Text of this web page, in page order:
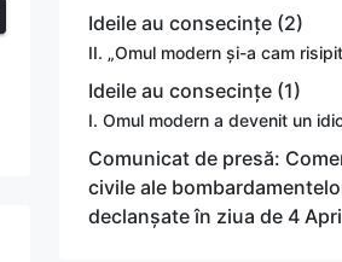
Ideile au consecințe (2)
II. „Omul modern și-a cam
Ideile au consecințe (1)
I. Omul modern a devenit un
Comunicat de presă:
civile ale
declanșate în ziua de 4